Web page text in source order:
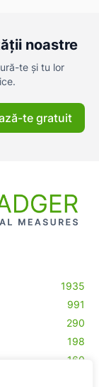
noastre
te și tu lor
te gratuit
1935
991
290
198
160